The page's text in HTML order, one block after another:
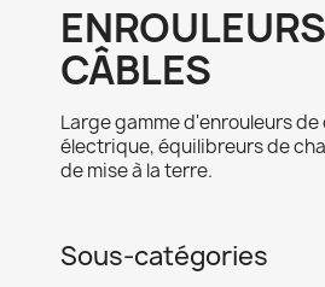
ENROULEURS
CÂBLES
Large gamme d'enrouleurs
électrique, équilibreurs de
de mise à la terre.
Sous-catégories